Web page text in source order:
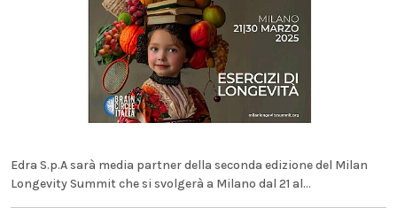
Edra S.p.A sarà media partner della seconda edizione del Milan
Longevity Summit che si svolgerà a Milano dal 21 al...